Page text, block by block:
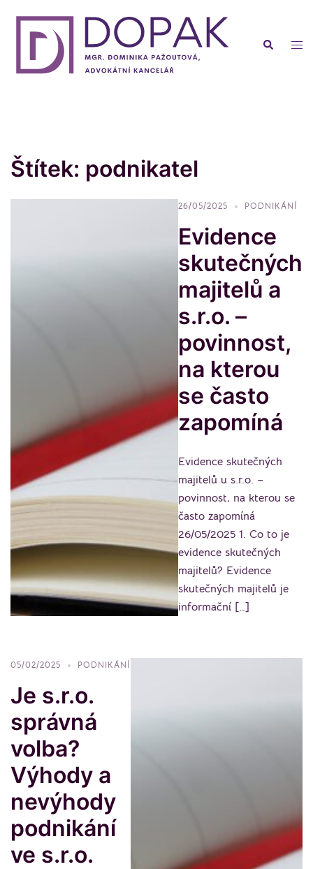
Search
Štítek: podnikatel
26/05/2025 PODNIKÁNÍ
Evidence
skutečných
majitelů a
s.r.o. –
povinnost,
na kterou
se často
zapomíná
Evidence skutečných
majitelů u s.r.o. –
povinnost, na kterou se
často zapomíná
26/05/2025 1. Co to je
evidence skutečných
majitelů? Evidence
skutečných majitelů je
informační […]
05/02/2025 PODNIKÁNÍ
Je s.r.o.
správná
volba?
Výhody a
nevýhody
podnikání
ve s.r.o.